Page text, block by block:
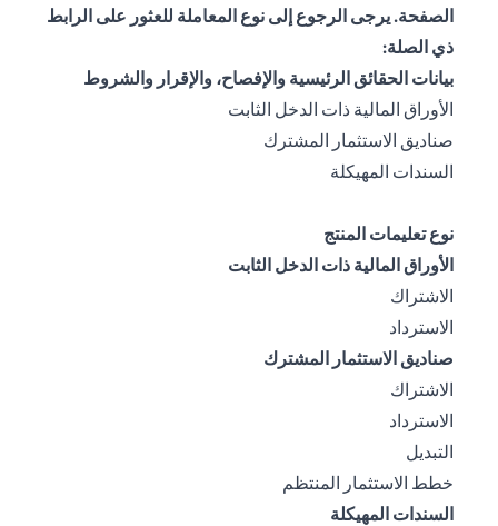
الصفحة. يرجى الرجوع إلى نوع المعاملة للعثور على الرابط
ذي الصلة:
بيانات الحقائق الرئيسية والإفصاح، والإقرار والشروط
الأوراق المالية ذات الدخل الثابت
صناديق الاستثمار المشترك
السندات المهيكلة
نوع تعليمات المنتج
الأوراق المالية ذات الدخل الثابت
الاشتراك
الاسترداد
صناديق الاستثمار المشترك
الاشتراك
الاسترداد
التبديل
خطط الاستثمار المنتظم
السندات المهيكلة